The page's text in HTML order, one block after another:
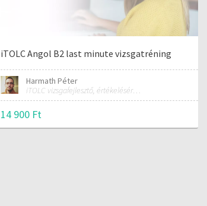
iTOLC Angol B2 last minute vizsgatréning
Harmath Péter
iTOLC vizsgafejlesztő, értékelésért felelős szakmai vezető
14 900 Ft